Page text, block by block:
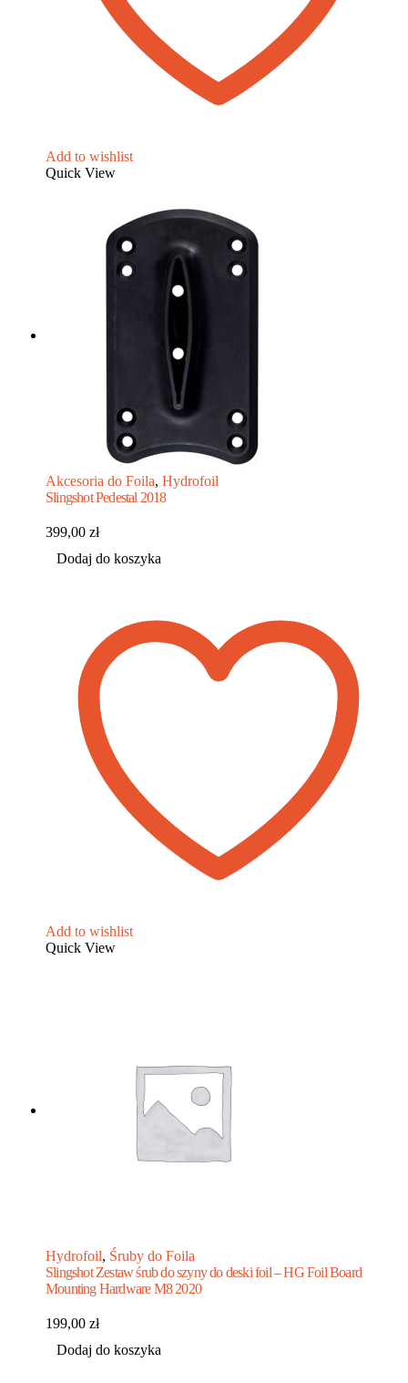
Add to wishlist
Quick View
Akcesoria do Foila, Hydrofoil
Slingshot Pedestal 2018
399,00 zł
Dodaj do koszyka
Add to wishlist
Quick View
Hydrofoil, Śruby do Foila
Slingshot Zestaw śrub do szyny do deski foil – HG Foil Board
Mounting Hardware M8 2020
199,00 zł
Dodaj do koszyka